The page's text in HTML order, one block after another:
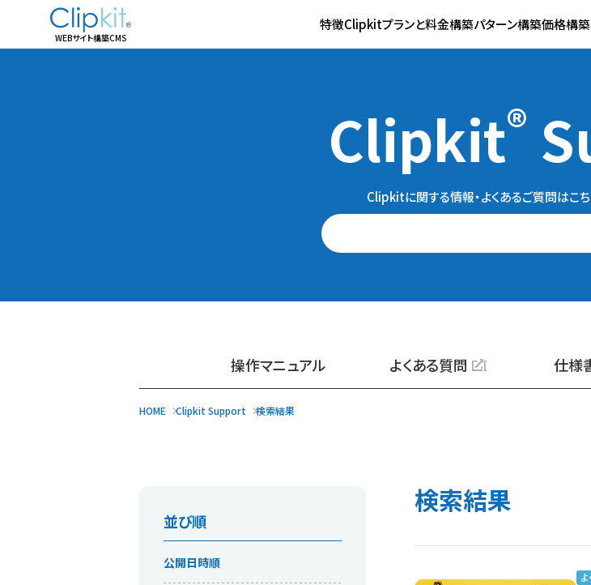
WEBサイト構築CMS
特徴Clipkitプランと料金構築パターン構築価格構
Clipkit®
Clipkitに関する情報・よくあるご質問はこ
操作マニュアル よくある質問 仕様
HOME Clipkit Support 検索結果
並び順
公開日時順
検索結果